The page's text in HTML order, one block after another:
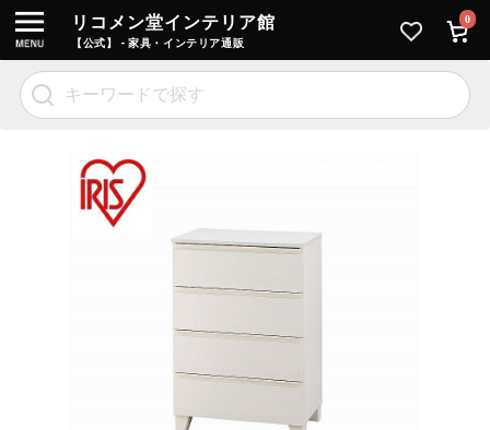
リコメン堂インテリア館
【公式】 - 家具・インテリア通販
0